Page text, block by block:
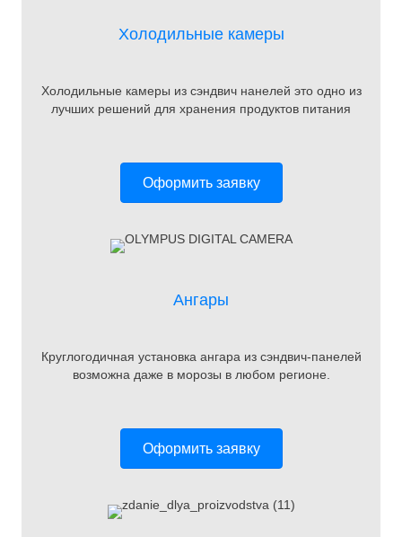
Холодильные камеры
Холодильные камеры из сэндвич нанелей это одно из
лучших решений для хранения продуктов питания
Оформить заявку
Ангары
Круглогодичная установка ангара из сэндвич-панелей
возможна даже в морозы в любом регионе.
Оформить заявку